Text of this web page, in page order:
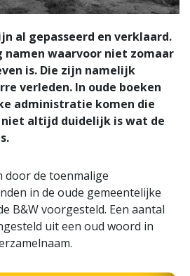
al gepasseerd en verklaard.
namen waarvoor niet zomaar
is. Die zijn namelijk
verleden. In oude boeken
administratie komen die
altijd duidelijk is wat de
door de toenmalige
in de oude gemeentelijke
B&W voorgesteld. Een aantal
uit een oud woord in